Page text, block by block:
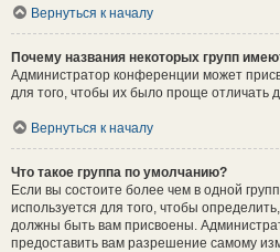
Вернуться к началу
Почему названия некоторых групп
Администратор конференции может
для того, чтобы их было проще отличать
Вернуться к началу
Что такое группа по умолчанию?
Если вы состоите более чем в одной
используется для того, чтобы
должны быть вам присвоены.
предоставить вам разрешение самому